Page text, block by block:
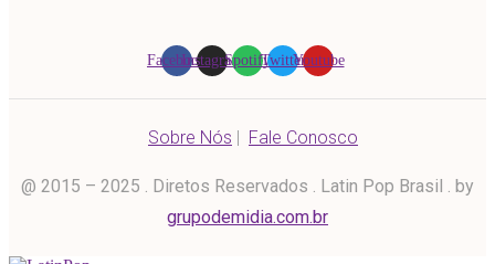
FacebookInstagramSpotifyTwitterYoutube
Sobre Nós | Fale Conosco
@ 2015 – 2025 . Diretos Reservados . Latin Pop Brasil . by
grupodemidia.com.br